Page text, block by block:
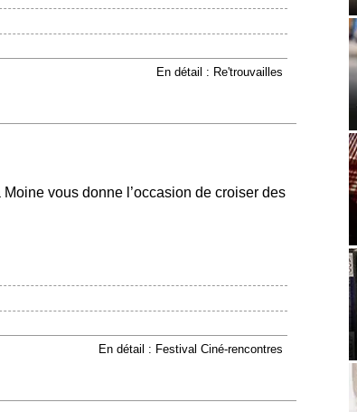
En détail : Re'trouvailles
vous donne l’occasion de croiser des
En détail : Festival Ciné-rencontres